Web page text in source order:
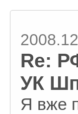
Re:
УК
Я вже